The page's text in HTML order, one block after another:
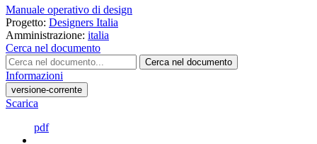
Manuale operativo di design
Progetto: Designers Italia
Amministrazione: italia
Cerca nel documento
Cerca nel documento
Informazioni
versione-corrente
Scarica
pdf